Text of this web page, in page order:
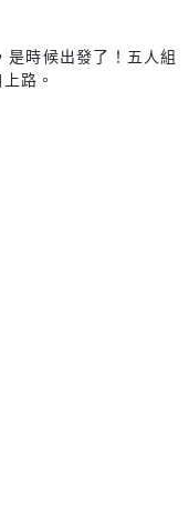
時候出發了！五人組
路。